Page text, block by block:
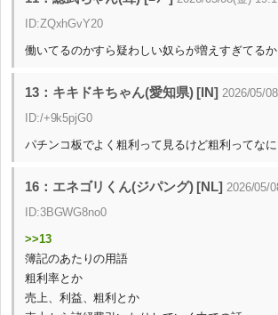
ID:ZQxhGvY20
働いてるのかすら疑わしい奴らが増えすぎてる
13：キキドキちゃん(愛知県) [IN] 2026/05/
ID:/+9k5pjG0
パチンコ板でよく粗利って見るけど粗利ってなに
16：エネゴリくん(ジパング) [NL] 2026/05/
ID:3BGWG8no0
>>13
簿記のあたりの用語
粗利率とか
売上、利益、粗利とか